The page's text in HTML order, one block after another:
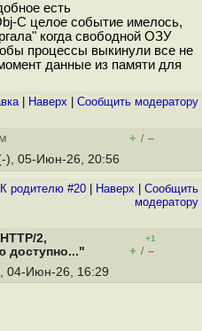
есть
C целое событие имелось,
когда свободной ОЗУ
процессы выкинули все не
данные из памяти для
| Наверх Cообщить модератору
+ / –
), 05-Июн-26, 20:56
К родителю #20 Наверх
Cообщить
модератору
2,
доступно..."
+1
+ / –
04-Июн-26, 16:29